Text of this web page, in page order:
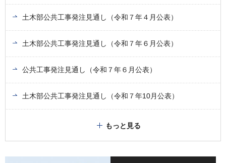
土木部公共工事発注見通し（令和７年４月公表）
土木部公共工事発注見通し（令和７年６月公表）
公共工事発注見通し（令和７年６月公表）
土木部公共工事発注見通し（令和７年10月公表）
もっと見る